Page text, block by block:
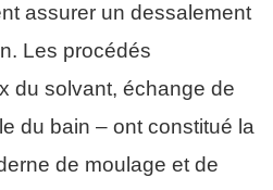
assurer un dessalement
Les procédés
du solvant, échange de
du bain – ont constitué la
de moulage et de